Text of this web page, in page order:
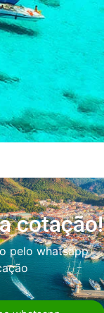
cotação!
pelo whatsapp